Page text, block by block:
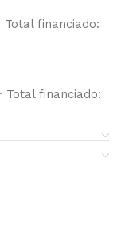
Total financiado:
· Total financiado: